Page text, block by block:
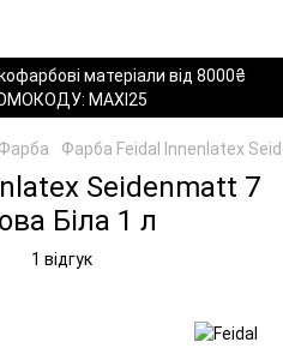
матеріали від 8000₴
MAXI25
Фарба Фарба Feidal Innenlatex
Seidenmatt 7
Біла 1 л
1 відгук